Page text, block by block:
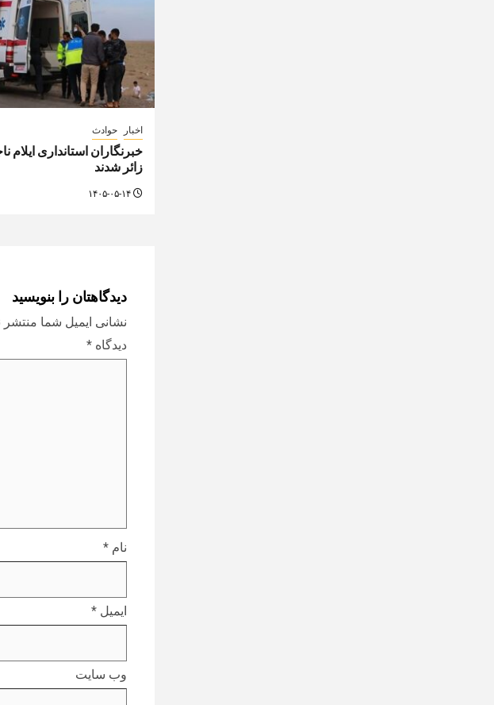
اخبار حوادث
خبرنگاران استانداری ایلام
زائر شدند
دیدگاهتان را بنویسید
نشانی ایمیل شما منتشر
دیدگاه *
نام *
ایمیل *
وب‌ سایت